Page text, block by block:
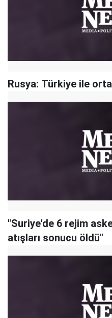
Rusya: Türkiye ile
"Suriye'de 6 rejim
atışları sonucu öldü"